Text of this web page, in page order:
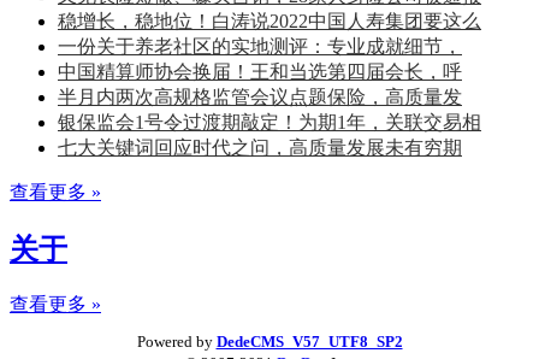
稳增长，稳地位！白涛说2022中国人寿集团要这么
一份关于养老社区的实地测评：专业成就细节，
中国精算师协会换届！王和当选第四届会长，呼
半月内两次高规格监管会议点题保险，高质量发
银保监会1号令过渡期敲定！为期1年，关联交易相
七大关键词回应时代之问，高质量发展未有穷期
查看更多 »
关于
查看更多 »
Powered by DedeCMS_V57_UTF8_SP2